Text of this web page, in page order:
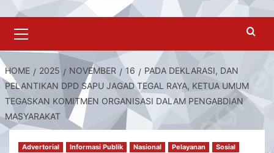
Menu
HOME 2025 NOVEMBER 16
PADA DEKLARASI, DAN
PELANTIKAN DPD SAPU JAGAD TEGAL RAYA, KETUA UMUM
TEGASKAN KOMITMEN ORGANISASI DALAM PENGABDIAN
MASYARAKAT
Advertorial Informasi Publik Nasional Pelayanan Sosial